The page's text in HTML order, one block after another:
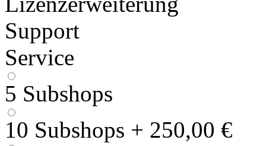
Support
Service
5 Subshops
10 Subshops + 250,00 €